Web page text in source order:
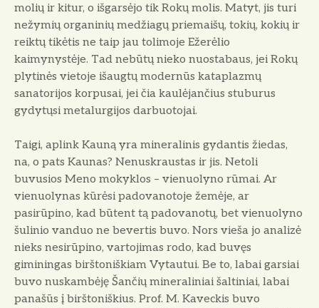
molių ir kitur, o išgarsėjo tik Rokų molis. Matyt, jis turi
nežymių organinių medžiagų priemaišų, tokių, kokių ir
reiktų tikėtis ne taip jau tolimoje Ežerėlio
kaimynystėje. Tad nebūtų nieko nuostabaus, jei Rokų
plytinės vietoje išaugtų modernūs kataplazmų
sanatorijos korpusai, jei čia kaulėjančius stuburus
gydytųsi metalurgijos darbuotojai.
Taigi, aplink Kauną yra mineralinis gydantis žiedas,
na, o pats Kaunas? Nenuskraustas ir jis. Netoli
buvusios Meno mokyklos – vienuolyno rūmai. Ar
vienuolynas kūrėsi padovanotoje žemėje, ar
pasirūpino, kad būtent tą padovanotų, bet vienuolyno
šulinio vanduo ne bevertis buvo. Nors vieša jo analizė
nieks nesirūpino, vartojimas rodo, kad buvęs
giminingas birštoniškiam Vytautui. Be to, labai garsiai
buvo nuskambėję Šančių mineraliniai šaltiniai, labai
panašūs į birštoniškius. Prof. M. Kaveckis buvo